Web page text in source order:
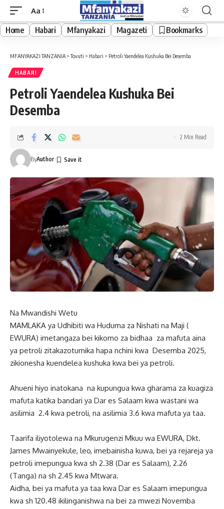
Font
Resizer
Aa
Home Habari Mfanyakazi Magazeti Bookmarks
MFANYAKAZI TANZANIA >Tovuti > Habari > Petroli Yaendelea Kushuka Bei Desemba
HABARI
Petroli Yaendelea Kushuka Bei
Desemba
ByAuthor
2 Min Read
Na Mwandishi Wetu
MAMLAKA ya Udhibiti wa Huduma za Nishati na Maji (
EWURA) imetangaza bei kikomo za bidhaa za mafuta aina
ya petroli zitakazotumika hapa nchini kwa Desemba 2025,
zikionesha kuendelea kushuka kwa bei ya petroli.
Ahueni hiyo inatokana na kupungua kwa gharama za kuagiza
mafuta katika bandari ya Dar es Salaam kwa wastani wa
asilimia 2.4 kwa petroli, na asilimia 3.6 kwa mafuta ya taa.
Taarifa iliyotolewa na Mkurugenzi Mkuu wa EWURA, Dkt.
James Mwainyekule, leo, imebainisha kuwa, bei ya rejareja ya
petroli imepungua kwa sh 2.38 (Dar es Salaam), 2.26
(Tanga) na sh 2.45 kwa Mtwara.
Aidha, bei ya mafuta ya taa kwa Dar es Salaam imepungua
kwa sh 120.48 ikilinganishwa na bei za mwezi Novemba